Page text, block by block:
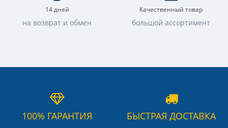
14 дней
на возврат и обмен
Качественный товар
большой ассортимент
100% ГАРАНТИЯ БЫСТРАЯ ДОСТАВКА